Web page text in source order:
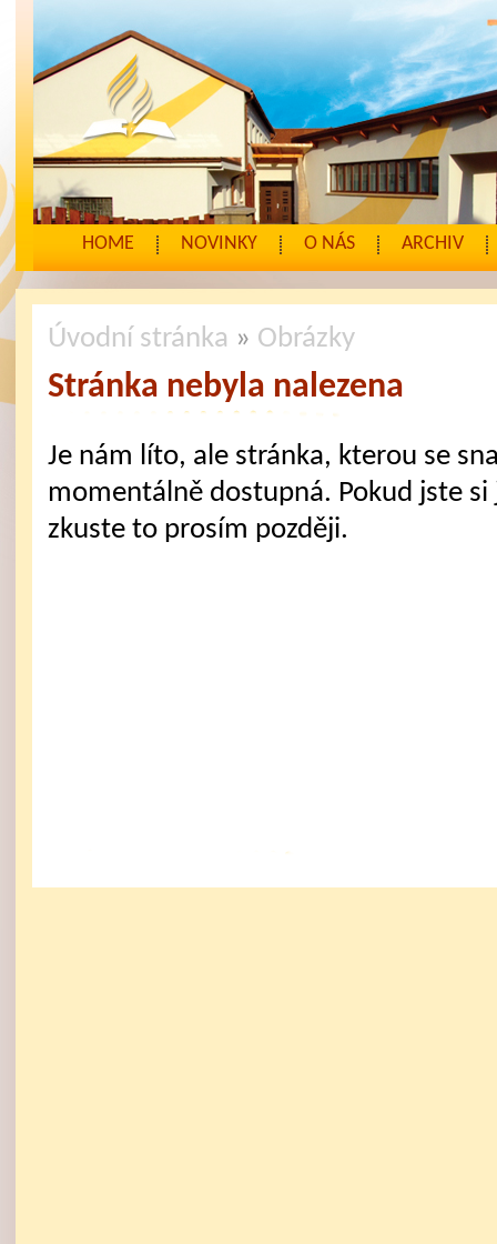
HOME NOVINKY O NÁS ARCHIV
Úvodní stránka » Obrázky
Stránka nebyla nalezena
Je nám líto, ale stránka, kterou se
momentálně dostupná. Pokud jste
zkuste to prosím později.